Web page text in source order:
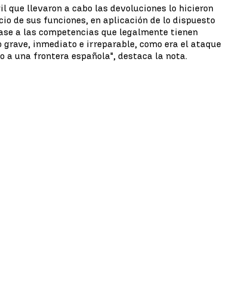
que llevaron a cabo las devoluciones lo hicieron
de sus funciones, en aplicación de lo dispuesto
a las competencias que legalmente tienen
inmediato e irreparable, como era el ataque
a una frontera española", destaca la nota.